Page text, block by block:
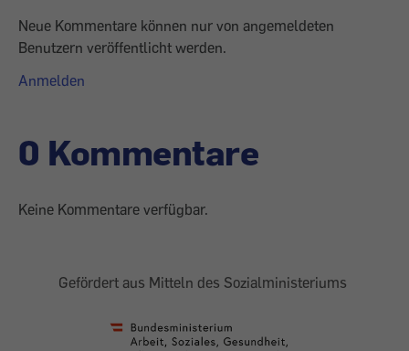
Neue Kommentare können nur von angemeldeten
Benutzern veröffentlicht werden.
Anmelden
0 Kommentare
Keine Kommentare verfügbar.
Gefördert aus Mitteln des Sozialministeriums